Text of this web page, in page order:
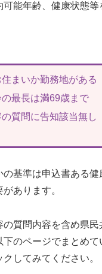
可能年齢、健康状態
まいか勤務地がある
最長は満69歳まで
質問に告知該当無し
の基準は申込書ある
あります。
の質問内容を含め県民
のページでまとめて
してみてください。